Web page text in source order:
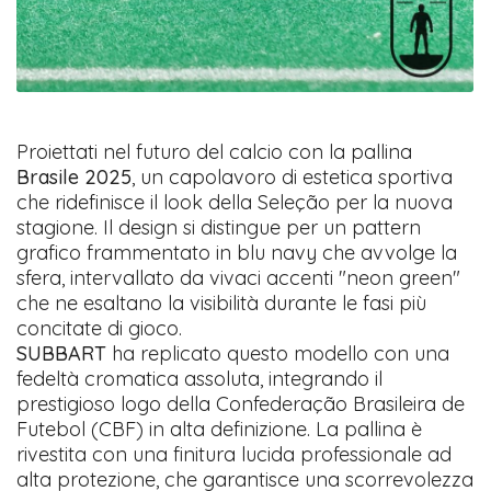
Proiettati nel futuro del calcio con la pallina
Brasile 2025, un capolavoro di estetica sportiva
che ridefinisce il look della Seleção per la nuova
stagione. Il design si distingue per un pattern
grafico frammentato in blu navy che avvolge la
sfera, intervallato da vivaci accenti "neon green"
che ne esaltano la visibilità durante le fasi più
concitate di gioco.
SUBBART ha replicato questo modello con una
fedeltà cromatica assoluta, integrando il
prestigioso logo della Confederação Brasileira de
Futebol (CBF) in alta definizione. La pallina è
rivestita con una finitura lucida professionale ad
alta protezione, che garantisce una scorrevolezza